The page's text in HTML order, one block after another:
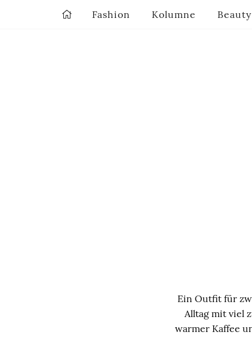
Ein Outfit für
Alltag mit viel
warmer Kaffee
Fashion Kolumne Beauty